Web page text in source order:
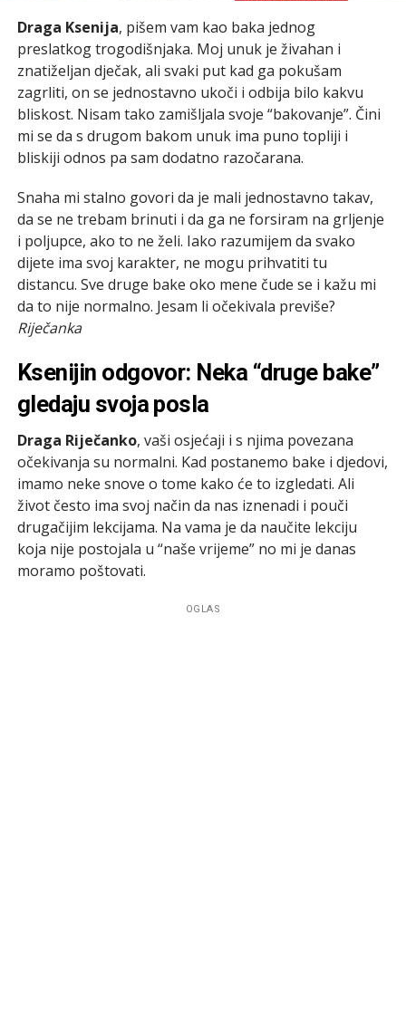
Draga Ksenija, pišem vam kao baka jednog
preslatkog trogodišnjaka. Moj unuk je živahan i
znatiželjan dječak, ali svaki put kad ga pokušam
zagrliti, on se jednostavno ukoči i odbija bilo kakvu
bliskost. Nisam tako zamišljala svoje “bakovanje”. Čini
mi se da s drugom bakom unuk ima puno topliji i
bliskiji odnos pa sam dodatno razočarana.
Snaha mi stalno govori da je mali jednostavno takav,
da se ne trebam brinuti i da ga ne forsiram na grljenje
i poljupce, ako to ne želi. Iako razumijem da svako
dijete ima svoj karakter, ne mogu prihvatiti tu
distancu. Sve druge bake oko mene čude se i kažu mi
da to nije normalno. Jesam li očekivala previše?
Riječanka
Ksenijin odgovor: Neka “druge bake”
gledaju svoja posla
Draga Riječanko, vaši osjećaji i s njima povezana
očekivanja su normalni. Kad postanemo bake i djedovi,
imamo neke snove o tome kako će to izgledati. Ali
život često ima svoj način da nas iznenadi i pouči
drugačijim lekcijama. Na vama je da naučite lekciju
koja nije postojala u “naše vrijeme” no mi je danas
moramo poštovati.
OGLAS